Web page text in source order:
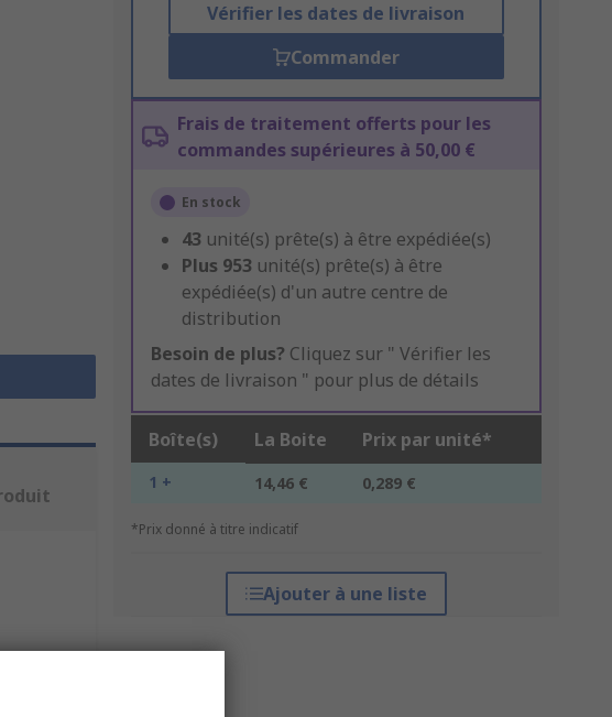
Vérifier les dates de livraison
Commander
Frais de traitement offerts pour les
commandes supérieures à 50,00 €
En stock
43 unité(s) prête(s) à être expédiée(s)
Plus 953 unité(s) prête(s) à être
expédiée(s) d'un autre centre de
distribution
Besoin de plus? Cliquez sur " Vérifier les
dates de livraison " pour plus de détails
Boîte(s) La Boite Prix par unité*
1 + 14,46 € 0,289 €
*Prix donné à titre indicatif
Ajouter à une liste